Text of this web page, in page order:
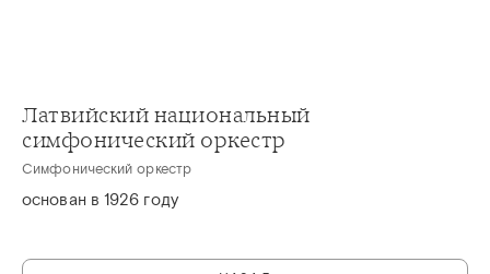
Латвийский национальный
симфонический оркестр
Симфонический оркестр
основан в 1926 году